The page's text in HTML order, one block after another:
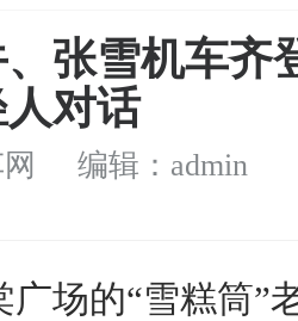
张雪机车齐
对话
网 编辑：admin
广场的“雪糕筒”